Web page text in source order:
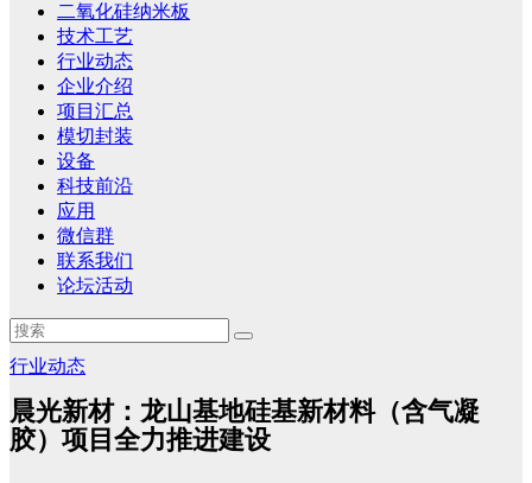
二氧化硅纳米板
技术工艺
行业动态
企业介绍
项目汇总
模切封装
设备
科技前沿
应用
微信群
联系我们
论坛活动
行业动态
晨光新材：龙山基地硅基新材料（含气凝
胶）项目全力推进建设